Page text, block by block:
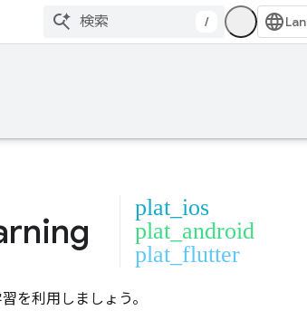
/
plat_ios
plat_android
plat_flutter
を利用しましょう。